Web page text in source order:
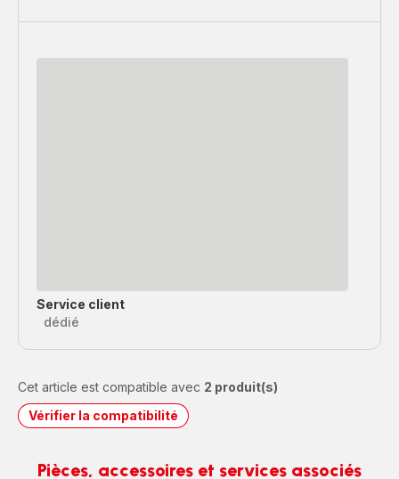
Service client
dédié
Cet article est compatible avec 2 produit(s)
Vérifier la compatibilité
Pièces, accessoires et services associés